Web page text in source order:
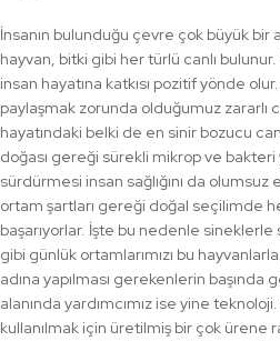
İnsanın bulunduğu çevre çok büyük
hayvan, bitki gibi her türlü canlı bulunur.
insan hayatına katkısı pozitif yönde
paylaşmak zorunda olduğumuz zararlı
hayatındaki belki de en sinir bozucu
doğası gereği sürekli mikrop ve bakteri
sürdürmesi insan sağlığını da
ortam şartları gereği doğal seçilimde
başarıyorlar. İşte bu nedenle sineklerle
gibi günlük ortamlarımızı bu
adına yapılması gerekenlerin başında
alanında yardımcımız ise yine
kullanılmak için üretilmiş bir çok ürene